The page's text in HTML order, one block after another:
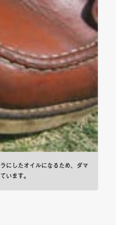
にしたオイルになるため、ダマ
います。